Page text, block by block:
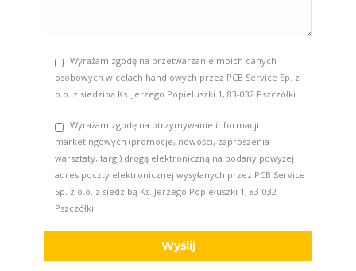
Wyrażam zgodę na przetwarzanie moich danych
osobowych w celach handlowych przez PCB Service Sp. z
o.o. z siedzibą Ks. Jerzego Popiełuszki 1, 83-032 Pszczółki.
Wyrażam zgodę na otrzymywanie informacji
marketingowych (promocje, nowości, zaproszenia
warsztaty, targi) drogą elektroniczną na podany powyżej
adres poczty elektronicznej wysyłanych przez PCB Service
Sp. z o.o. z siedzibą Ks. Jerzego Popiełuszki 1, 83-032
Pszczółki.